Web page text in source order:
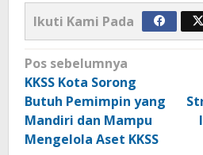
Ikuti Kami Pada
Navigasi
pos
Pos sebelumnya
KKSS Kota Sorong
Butuh Pemimpin yang
Mandiri dan Mampu
Mengelola Aset KKSS